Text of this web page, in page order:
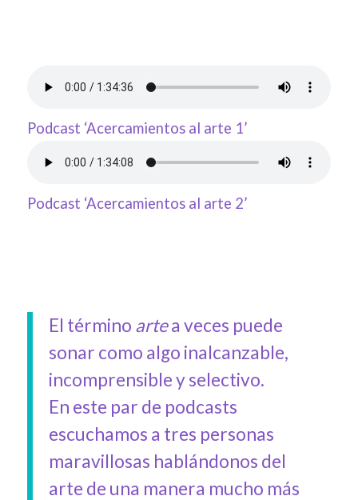
Podcast ‘Acercamientos al arte 1’
Podcast ‘Acercamientos al arte 2’
El término artea veces puede
sonar como algo inalcanzable,
incomprensible y selectivo.
En este par de podcasts
escuchamos a tres personas
maravillosas hablándonos del
arte de una manera mucho más